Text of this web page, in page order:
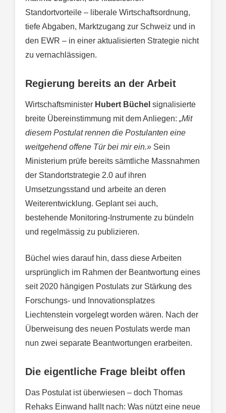
Standortvorteile – liberale Wirtschaftsordnung,
tiefe Abgaben, Marktzugang zur Schweiz und in
den EWR – in einer aktualisierten Strategie nicht
zu vernachlässigen.
Regierung bereits an der Arbeit
Wirtschaftsminister Hubert Büchel signalisierte
breite Übereinstimmung mit dem Anliegen: „Mit
diesem Postulat rennen die Postulanten eine
weitgehend offene Tür bei mir ein.» Sein
Ministerium prüfe bereits sämtliche Massnahmen
der Standortstrategie 2.0 auf ihren
Umsetzungsstand und arbeite an deren
Weiterentwicklung. Geplant sei auch,
bestehende Monitoring-Instrumente zu bündeln
und regelmässig zu publizieren.
Büchel wies darauf hin, dass diese Arbeiten
ursprünglich im Rahmen der Beantwortung eines
seit 2020 hängigen Postulats zur Stärkung des
Forschungs- und Innovationsplatzes
Liechtenstein vorgelegt worden wären. Nach der
Überweisung des neuen Postulats werde man
nun zwei separate Beantwortungen erarbeiten.
Die eigentliche Frage bleibt offen
Das Postulat ist überwiesen – doch Thomas
Rehaks Einwand hallt nach: Was nützt eine neue